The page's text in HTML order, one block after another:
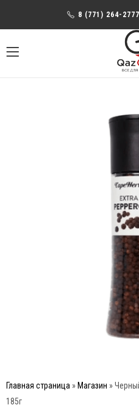
8 (771) 264-
Главная страница » Магазин »
185г